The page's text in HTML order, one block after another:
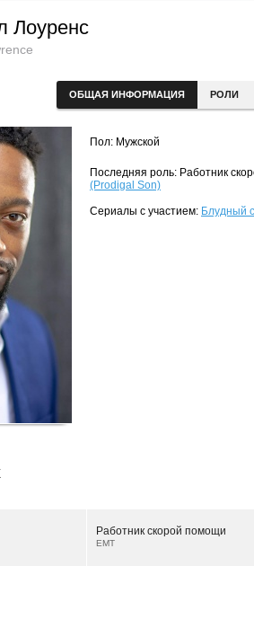
Лоуренс
ОБЩАЯ ИНФОРМАЦИЯ РОЛИ
Пол: Мужской
Последняя роль: Работник
(Prodigal Son)
Сериалы с участием: Блудный
Работник скорой помощи
EMT